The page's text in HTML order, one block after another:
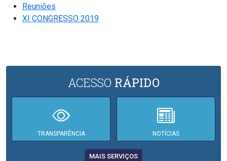
Reuniões
XI CONGRESSO 2019
ACESSO RÁPIDO
TRANSPARÊNCIA NOTÍCIAS
MAIS SERVIÇOS